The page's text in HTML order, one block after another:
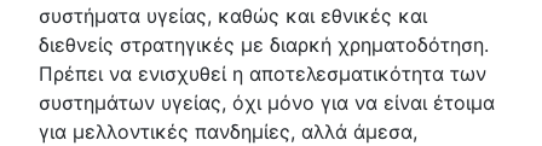
συστήματα υγείας, καθώς και εθνικές και
διεθνείς στρατηγικές με διαρκή χρηματοδότηση.
Πρέπει να ενισχυθεί η αποτελεσματικότητα των
συστημάτων υγείας, όχι μόνο για να είναι έτοιμα
για μελλοντικές πανδημίες, αλλά άμεσα,